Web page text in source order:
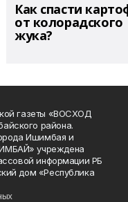
Как спасти
от колорадского
жука?
газеты «ВОСХОД
района.
Ишимбая и
учреждена
информации РБ
дом «Республика